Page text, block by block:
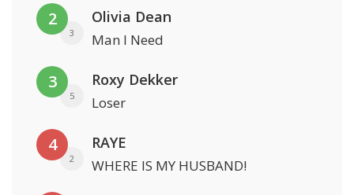
2
3
Olivia Dean
Man I Need
3
5
Roxy Dekker
Loser
4
2
RAYE
WHERE IS MY HUSBAND!